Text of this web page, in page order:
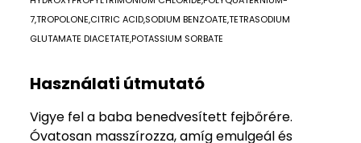
7,TROPOLONE,CITRIC ACID,SODIUM BENZOATE,TETRASODIUM
GLUTAMATE DIACETATE,POTASSIUM SORBATE
Használati útmutató
Vigye fel a baba benedvesített fejbőrére.
Óvatosan masszírozza, amíg emulgeál és